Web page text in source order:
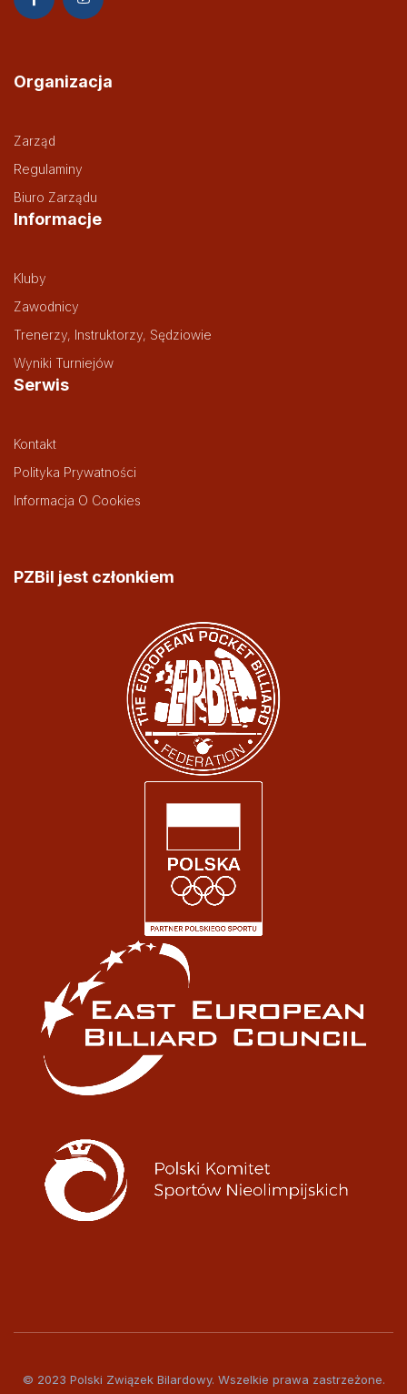
Organizacja
Zarząd
Regulaminy
Biuro Zarządu
Informacje
Kluby
Zawodnicy
Trenerzy, Instruktorzy, Sędziowie
Wyniki Turniejów
Serwis
Kontakt
Polityka Prywatności
Informacja O Cookies
PZBil jest członkiem
© 2023 Polski Związek Bilardowy. Wszelkie prawa zastrzeżone.